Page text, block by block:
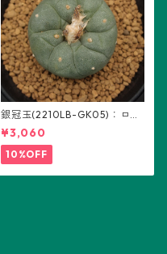
銀冠玉(2210LB-GK05)：ロフ
ォフォラ属 ※実生
¥3,060
10%OFF